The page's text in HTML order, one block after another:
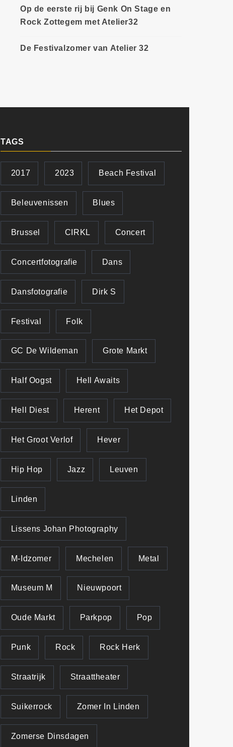
Op de eerste rij bij Genk On Stage en
Rock Zottegem met Atelier32
De Festivalzomer van Atelier 32
TAGS
2017 2023 Beach Festival
Beleuvenissen Blues
Brussel CIRKL Concert
Concertfotografie Dans
Dansfotografie Dirk S
Festival Folk
GC De Wildeman Grote Markt
Half Oogst Hell Awaits
Hell Diest Herent Het Depot
Het Groot Verlof Hever
Hip Hop Jazz Leuven
Linden
Lissens Johan Photography
M-Idzomer Mechelen Metal
Museum M Nieuwpoort
Oude Markt Parkpop Pop
Punk Rock Rock Herk
Straatrijk Straattheater
Suikerrock Zomer In Linden
Zomerse Dinsdagen